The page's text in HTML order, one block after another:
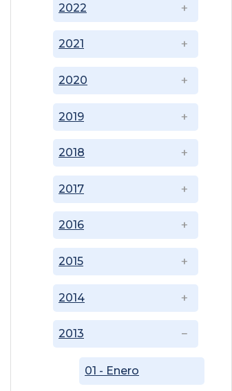
2013
01 - Enero
2014
2015
2016
2017
2018
2019
2020
2021
2022